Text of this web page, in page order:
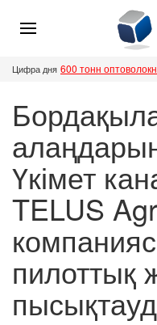
Цифра дня 600 тонн
Үкімет
TELUS
пилоттық